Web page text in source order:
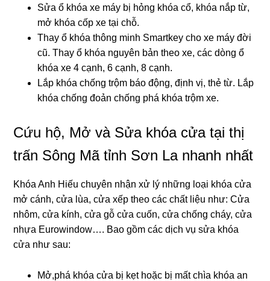
Sửa ổ khóa xe máy bị hỏng khóa cổ, khóa nắp từ,
mở khóa cốp xe tại chỗ.
Thay ổ khóa thông minh Smartkey cho xe máy đời
cũ. Thay ổ khóa nguyên bản theo xe, các dòng ổ
khóa xe 4 cạnh, 6 cạnh, 8 cạnh.
Lắp khóa chống trộm báo động, định vị, thẻ từ. Lắp
khóa chống đoản chống phá khóa trộm xe.
Cứu hộ, Mở và Sửa khóa cửa tại thị
trấn Sông Mã tỉnh Sơn La nhanh nhất
Khóa Anh Hiếu chuyên nhận xử lý những loại khóa cửa
mở cánh, cửa lùa, cửa xếp theo các chất liệu như: Cửa
nhôm, cửa kính, cửa gỗ cửa cuốn, cửa chống cháy, cửa
nhựa Eurowindow…. Bao gồm các dịch vụ sửa khóa
cửa như sau:
Mở,phá khóa cửa bị kẹt hoặc bị mất chìa khóa an